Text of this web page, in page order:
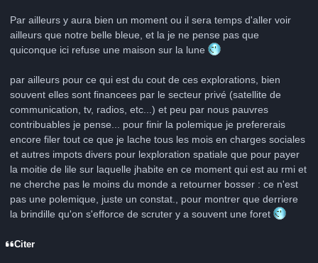
Par ailleurs y aura bien un moment ou il sera temps d'aller voir
ailleurs que notre belle bleue, et la je ne pense pas que
quiconque ici refuse une maison sur la lune
par ailleurs pour ce qui est du cout de ces explorations, bien
souvent elles sont financees par le secteur privé (satellite de
communication, tv, radios, etc...) et peu par nous pauvres
contribuables je pense... pour finir la polemique je prefererais
encore filer tout ce que je lache tous les mois en charges sociales
et autres impots divers pour lexploration spatiale que pour payer
la moitie de lile sur laquelle jhabite en ce moment qui est au rmi et
ne cherche pas le moins du monde a retourner bosser : ce n'est
pas une polemique, juste un constat., pour montrer que derriere
la brindille qu'on s'efforce de scruter y a souvent une foret
Citer